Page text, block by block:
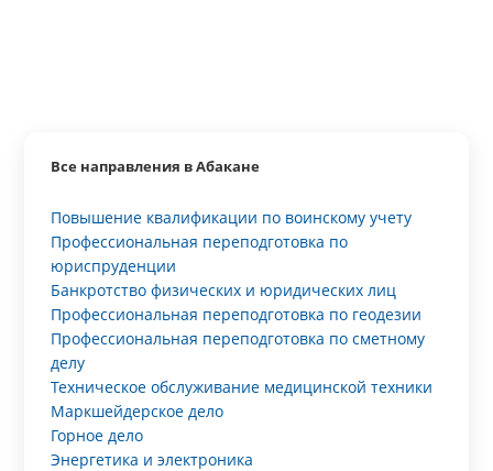
Все направления в Абакане
Повышение квалификации по воинскому учету
Профессиональная переподготовка по
юриспруденции
Банкротство физических и юридических лиц
Профессиональная переподготовка по геодезии
Профессиональная переподготовка по сметному
делу
Техническое обслуживание медицинской техники
Маркшейдерское дело
Горное дело
Энергетика и электроника